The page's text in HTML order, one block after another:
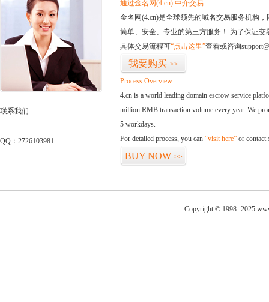
联系我们
QQ：2726103981
通过金名网(4.cn) 中介交易
金名网(4.cn)是全球领先的域名交易服务机构
简单、安全、专业的第三方服务！ 为了保证
具体交易流程可“点击这里”查看或咨询
我要购买 >>
Process Overview:
4.cn is a world leading domain escrow service
million RMB transaction volume every year. We
5 workdays.
For detailed process, you can “visit here” or contact
BUY NOW >>
Copyright © 1998 -2025